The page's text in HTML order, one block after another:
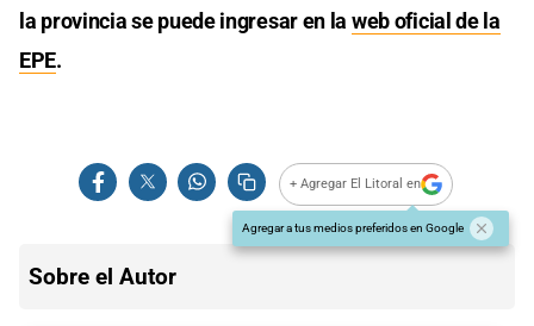
la provincia se puede ingresar en la web oficial de la
EPE.
+ Agregar El Litoral en
Agregar a tus medios preferidos en Google
Sobre el Autor